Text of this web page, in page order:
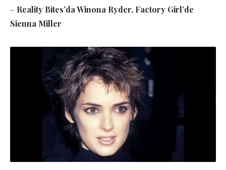
– Reality Bites’da Winona Ryder, Factory Girl’de
Sienna Miller